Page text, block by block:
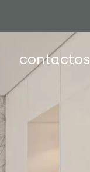
contactos